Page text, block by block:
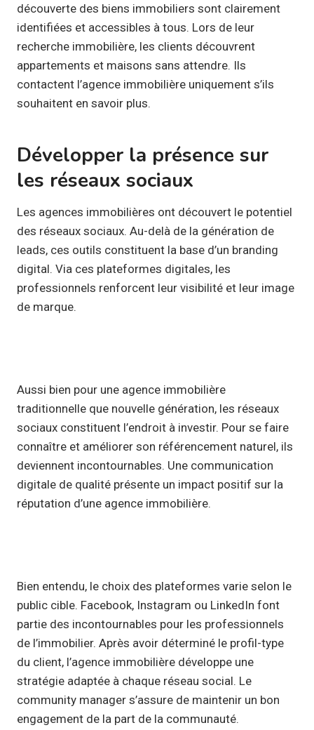
découverte des biens immobiliers sont clairement
identifiées et accessibles à tous. Lors de leur
recherche immobilière, les clients découvrent
appartements et maisons sans attendre. Ils
contactent l’agence immobilière uniquement s’ils
souhaitent en savoir plus.
Développer la présence sur
les réseaux sociaux
Les agences immobilières ont découvert le potentiel
des réseaux sociaux. Au-delà de la génération de
leads, ces outils constituent la base d’un branding
digital. Via ces plateformes digitales, les
professionnels renforcent leur visibilité et leur image
de marque.
Aussi bien pour une agence immobilière
traditionnelle que nouvelle génération, les réseaux
sociaux constituent l’endroit à investir. Pour se faire
connaître et améliorer son référencement naturel, ils
deviennent incontournables. Une communication
digitale de qualité présente un impact positif sur la
réputation d’une agence immobilière.
Bien entendu, le choix des plateformes varie selon le
public cible. Facebook, Instagram ou LinkedIn font
partie des incontournables pour les professionnels
de l’immobilier. Après avoir déterminé le profil-type
du client, l’agence immobilière développe une
stratégie adaptée à chaque réseau social. Le
community manager s’assure de maintenir un bon
engagement de la part de la communauté.